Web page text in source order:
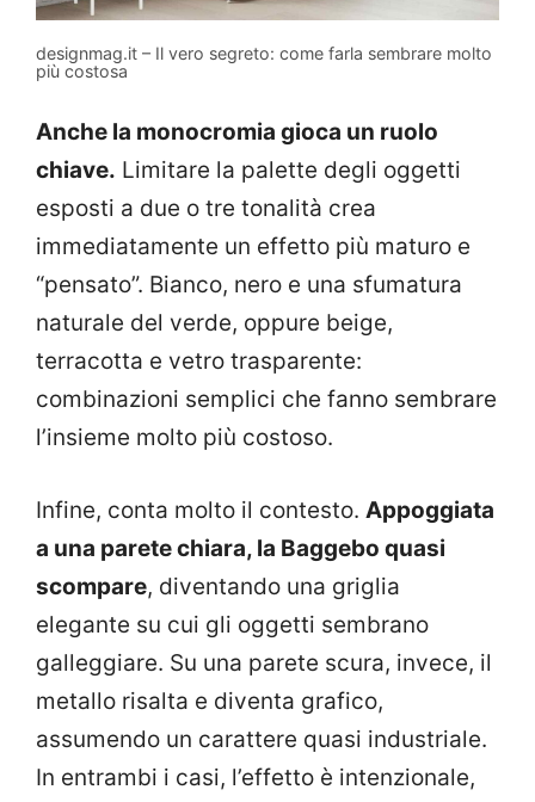
designmag.it – Il vero segreto: come farla sembrare molto
più costosa
Anche la monocromia gioca un ruolo
chiave. Limitare la palette degli oggetti
esposti a due o tre tonalità crea
immediatamente un effetto più maturo e
“pensato”. Bianco, nero e una sfumatura
naturale del verde, oppure beige,
terracotta e vetro trasparente:
combinazioni semplici che fanno sembrare
l’insieme molto più costoso.
Infine, conta molto il contesto. Appoggiata
a una parete chiara, la Baggebo quasi
scompare, diventando una griglia
elegante su cui gli oggetti sembrano
galleggiare. Su una parete scura, invece, il
metallo risalta e diventa grafico,
assumendo un carattere quasi industriale.
In entrambi i casi, l’effetto è intenzionale,